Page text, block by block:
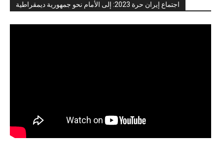
اجتماع إيران حرة 2023: إلى الأمام نحو جمهورية ديمقراطية